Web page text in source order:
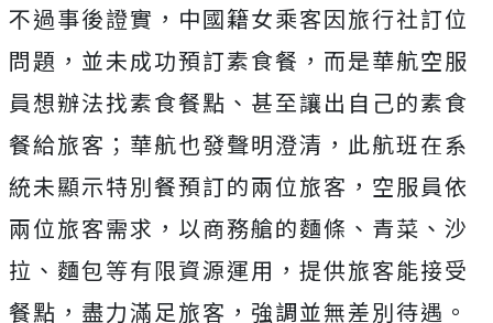
不過事後證實，中國籍女乘客因旅行社訂位
問題，並未成功預訂素食餐，而是華航空服
員想辦法找素食餐點、甚至讓出自己的素食
餐給旅客；華航也發聲明澄清，此航班在系
統未顯示特別餐預訂的兩位旅客，空服員依
兩位旅客需求，以商務艙的麵條、青菜、沙
拉、麵包等有限資源運用，提供旅客能接受
餐點，盡力滿足旅客，強調並無差別待遇。